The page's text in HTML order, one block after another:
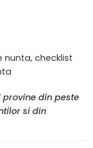
nunta, checklist
din peste
si din